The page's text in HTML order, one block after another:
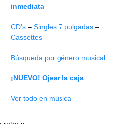
inmediata
CD’s – Singles 7 pulgadas –
Cassettes
Búsqueda por género musical
¡NUEVO! Ojear la caja
Ver todo en música